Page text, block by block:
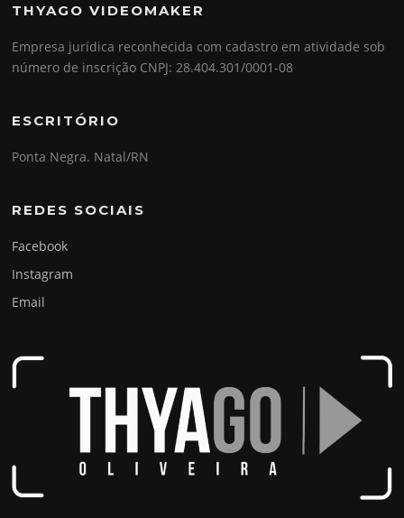
THYAGO VIDEOMAKER
Empresa jurídica reconhecida com cadastro em atividade sob
número de inscrição CNPJ: 28.404.301/0001-08
ESCRITÓRIO
Ponta Negra. Natal/RN
REDES SOCIAIS
Facebook
Instagram
Email